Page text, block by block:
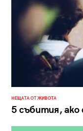
НЕЩАТА ОТ ЖИВОТА
5 събития, ако